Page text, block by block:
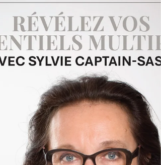
programme de nos ateliers de janvier :
des temps pour souffler, comprendre,
partager, et repartir avec des outils
concrets pour le quotidien. Que vous
soyez déjà venu·es à L’Ancrage ou que
vous nous découvriez, vo